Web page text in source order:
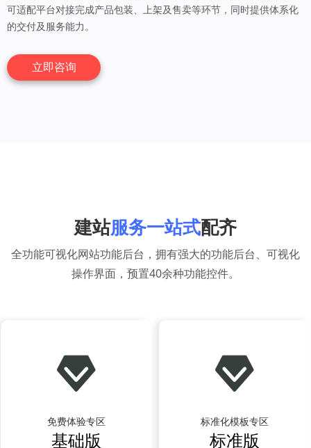
可适配平台对接完成产品包装、上架及售卖等环节，同时提供体系化
的交付及服务能力。
立即咨询
免费体验专区
基础版
标准化模板专区
标准版
建站服务一站式配齐
全功能可视化网站功能后台，拥有强大的功能后台、可视化
操作界面，预置40余种功能控件。